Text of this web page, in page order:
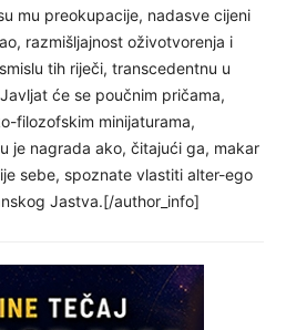
mu preokupacije, nadasve cijeni
razmišljajnost oživotvorenja i
tih riječi, transcedentnu u
će se poučnim pričama,
filozofskim minijaturama,
je nagrada ako, čitajući ga, makar
sebe, spoznate vlastiti alter-ego
Jastva.[/author_info]